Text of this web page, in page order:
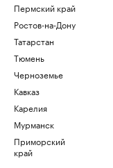
Пермский край
Ростов-на-Дону
Татарстан
Тюмень
Черноземье
Кавказ
Карелия
Мурманск
Приморский
край